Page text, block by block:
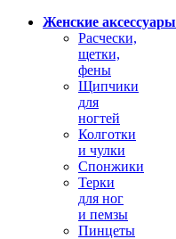
Женские аксессуары
Расчески,
щетки,
фены
Щипчики
для
ногтей
Колготки
и чулки
Спонжики
Терки
для ног
и пемзы
Пинцеты